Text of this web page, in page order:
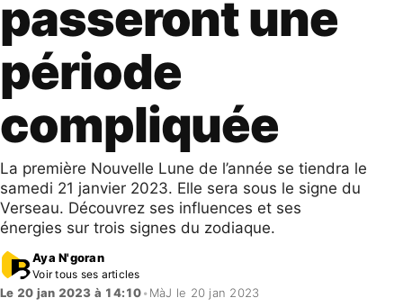
passeront une
période
compliquée
La première Nouvelle Lune de l’année se tiendra le
samedi 21 janvier 2023. Elle sera sous le signe du
Verseau. Découvrez ses influences et ses
énergies sur trois signes du zodiaque.
Aya N'goran
Voir tous ses articles
Le 20 jan 2023 à 14:10• MàJ le 20 jan 2023